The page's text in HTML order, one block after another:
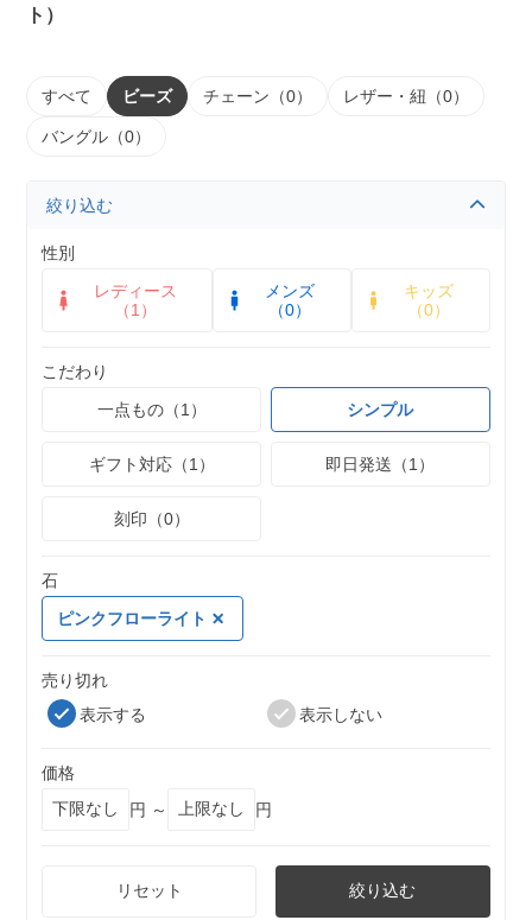
ト）
すべて ビーズ チェーン（0） レザー・紐（0）
バングル（0）
絞り込む
性別
レディース
（1）
メンズ
（0）
キッズ
（0）
こだわり
一点もの（1）
シンプル
ギフト対応（1） 即日発送（1）
刻印（0）
石
ピンクフローライト
売り切れ
表示する
表示しない
価格
円 ～
円
リセット 絞り込む